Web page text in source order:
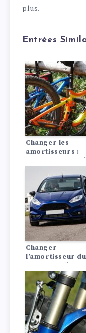
plus.
Entrées
Changer les
amortisseurs :
Changer
l’amortisseur du
comment faire !